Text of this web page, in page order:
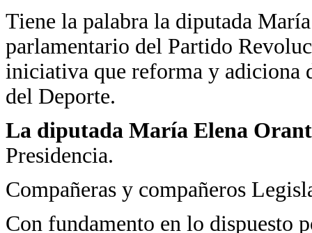
Tiene la palabra la diputada
parlamentario del Partido
iniciativa que reforma y adiciona
del Deporte.
La diputada María Elena
Presidencia.
Compañeras y compañeros
Con fundamento en lo dispuesto